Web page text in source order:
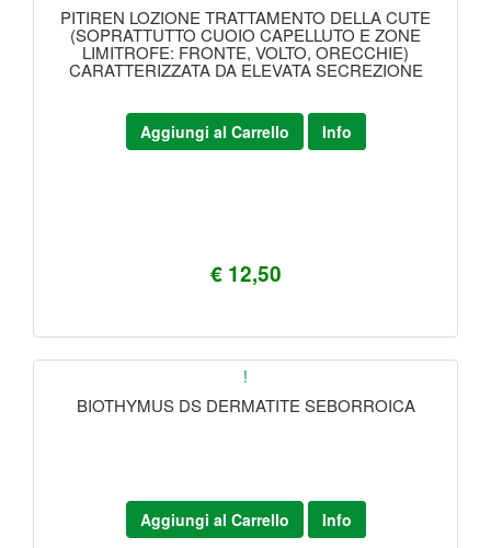
PITIREN LOZIONE TRATTAMENTO DELLA CUTE
(SOPRATTUTTO CUOIO CAPELLUTO E ZONE
LIMITROFE: FRONTE, VOLTO, ORECCHIE)
CARATTERIZZATA DA ELEVATA SECREZIONE
€ 12,50
Aggiungi al Carrello Info
!
BIOTHYMUS DS DERMATITE SEBORROICA
Aggiungi al Carrello Info